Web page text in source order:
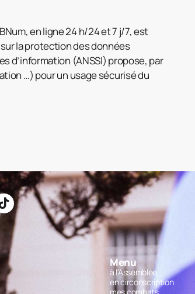
en ligne 24 h/24 et 7 j/7, est
la protection des données
d’information (ANSSI) propose, par
…) pour un usage sécurisé du
Menu
à l'Assemblée
en circonscription